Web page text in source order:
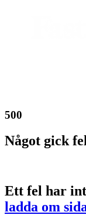
500
Något gick fel
Ett fel har
ladda om